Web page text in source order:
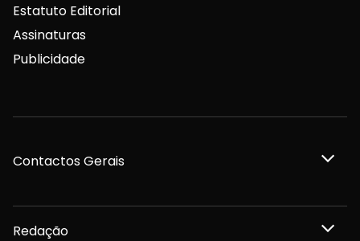
Estatuto Editorial
Assinaturas
Publicidade
Contactos Gerais
Redação